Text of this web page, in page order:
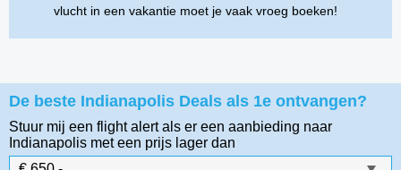
vlucht in een vakantie moet je vaak vroeg boeken!
De beste Indianapolis Deals als 1e ontvangen?
Stuur mij een flight alert als er een aanbieding naar
Indianapolis met een prijs lager dan